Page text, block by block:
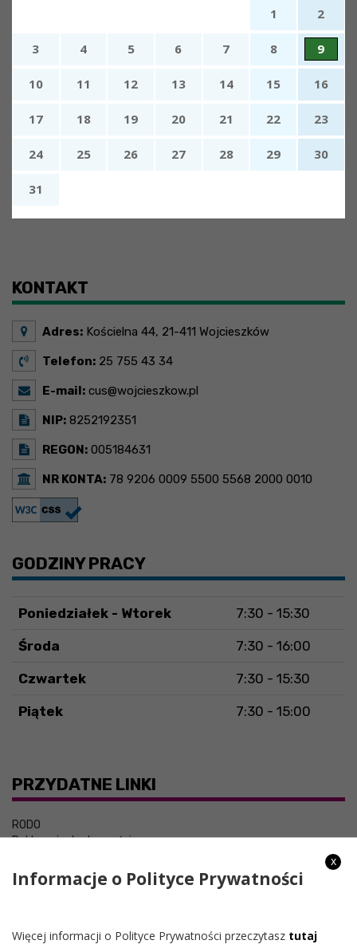
1 2
3 4 5 6 7 8 9
10 11 12 13 14 15 16
17 18 19 20 21 22 23
24 25 26 27 28 29 30
31
KONTAKT
Adres: Kościelna 44, 21-411 Wojcieszków
Telefon: 25 755 43 34
E-mail: cus@wojcieszkow.pl
NIP: 8252192351
REGON: 005184631
NR KONTA: 78 9206 0009 5500 5568 2000 0010
GODZINY PRACY
Poniedziałek - Wtorek 7:30 - 15:30
Środa 7:30 - 16:00
Czwartek 7:30 - 15:30
Piątek 7:30 - 15:00
PRZYDATNE LINKI
RODO
Deklaracja dostępności
x
Informacje o Polityce Prywatności
Więcej informacji o Polityce Prywatności przeczytasz tutaj